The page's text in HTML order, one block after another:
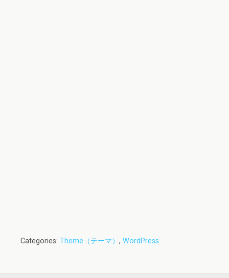
Categories: Theme（テーマ） , WordPress